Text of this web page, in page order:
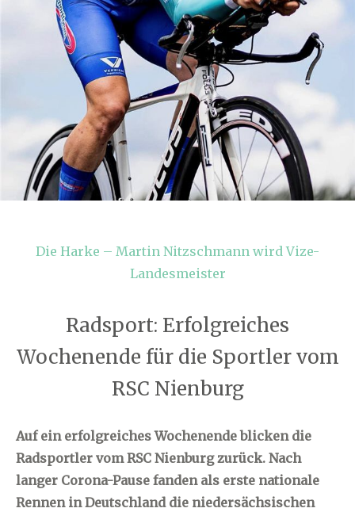
Die Harke – Martin Nitzschmann wird Vize-
Landesmeister
Radsport: Erfolgreiches
Wochenende für die Sportler vom
RSC Nienburg
Auf ein erfolgreiches Wochenende blicken die
Radsportler vom RSC Nienburg zurück. Nach
langer Corona-Pause fanden als erste nationale
Rennen in Deutschland die niedersächsischen